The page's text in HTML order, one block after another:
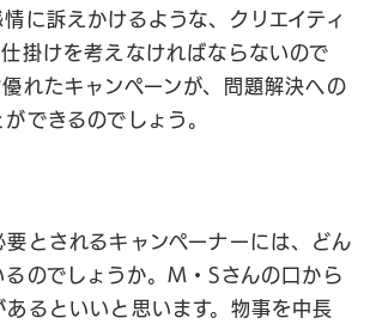
に訴えかけるような、クリエイティ
仕掛けを考えなければならないので
れたキャンペーンが、問題解決への
できるのでしょう。
とされるキャンペーナーには、どん
るのでしょうか。M・Sさんの口から
あるといいと思います。物事を中長